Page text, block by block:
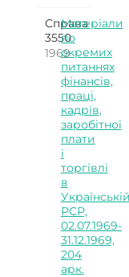
Справа
3550
1969
Матеріали
по
окремих
питаннях
фінансів,
праці,
кадрів,
заробітної
плати
і
торгівлі
в
РСР,
02.07.1969-
31.12.1969,
204
арк.